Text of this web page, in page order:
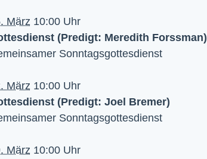
März 10:00 Uhr
(Predigt: Meredith Forssman)
Sonntagsgottesdienst
März 10:00 Uhr
(Predigt: Joel Bremer)
Sonntagsgottesdienst
März 10:00 Uhr